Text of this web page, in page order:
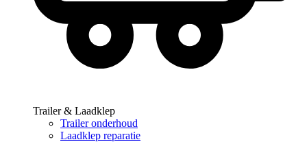
Trailer & Laadklep
Trailer onderhoud
Laadklep reparatie